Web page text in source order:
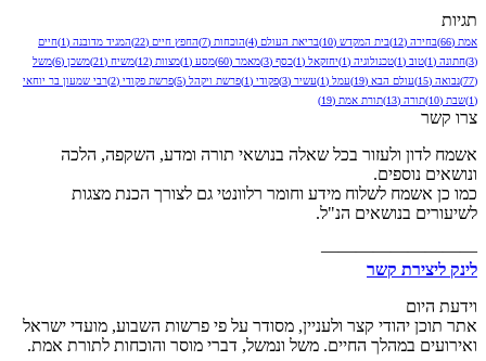
תגיות
אמת (66) בחירה (12) בית המקדש (10) בריאת העולם (4) הוכחות (7) החפץ חיים (22) המגיד מדובנה (1)
חיים
(3)
חתונה (1) טוב (1) טכנולוגיה (1) יחזקאל (1) כסף (3) מאמר (60) מסע (1) מצוות (12) משיח (21) משכן (6)
משל
(77)
נבואה (15) עולם הבא (19) עמל (1) עשיר (3) פקודי (1) פרשת ויקהל (5) פרשת פקודי (2)
רבי שמעון בר יוחאי
(1)
שבת (10) תורה (13) תורת אמת (19)
צרו קשר
אשמח לדון ולעזור בכל שאלה בנושאי תורה ומדע, השקפה, הלכה
ונושאים נוספים.
כמו כן אשמח לשלוח מידע וחומר רלוונטי גם לצורך הכנת מצגות
לשיעורים בנושאים הנ"ל.
—————————
לינק ליצירת קשר
וידעת היום
אתר תוכן יהודי קצר ולעניין, מסודר על פי פרשות השבוע, מועדי ישראל
ואירועים במהלך החיים. משל ונמשל, דברי מוסר והוכחות לתורת אמת.